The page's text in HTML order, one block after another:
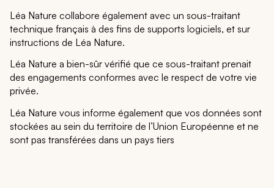
Léa Nature collabore également avec un sous-traitant
technique français à des fins de supports logiciels, et sur
instructions de Léa Nature.
Léa Nature a bien-sûr vérifié que ce sous-traitant prenait
des engagements conformes avec le respect de votre vie
privée.
Léa Nature vous informe également que vos données sont
stockées au sein du territoire de l’Union Européenne et ne
sont pas transférées dans un pays tiers